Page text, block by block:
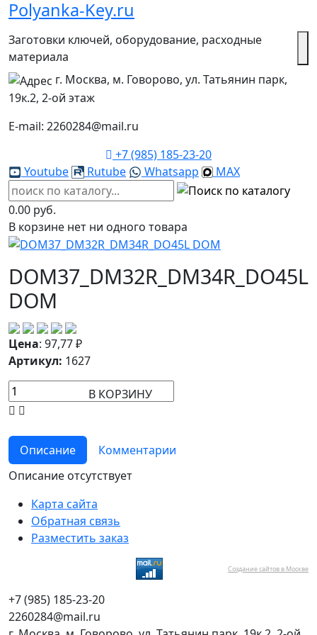
Polyanka-Key.ru
Заготовки ключей, оборудование, расходные
материала
г. Москва, м. Говорово, ул. Татьянин парк,
19к.2, 2-ой этаж
E-mail: 2260284@mail.ru
+7 (985) 185-23-20
Youtube
Rutube Whatsapp MAX
0.00 руб.
В корзине нет ни одного товара
DOM37_DM32R_DM34R_DO45L
DOM
Цена: 97,77₽
Артикул: 1627
В КОРЗИНУ
Описание
Комментарии
Описание отсутствует
Карта сайта
Обратная связь
Разместить заказ
Создание сайтов в Москве
+7 (985) 185-23-20
2260284@mail.ru